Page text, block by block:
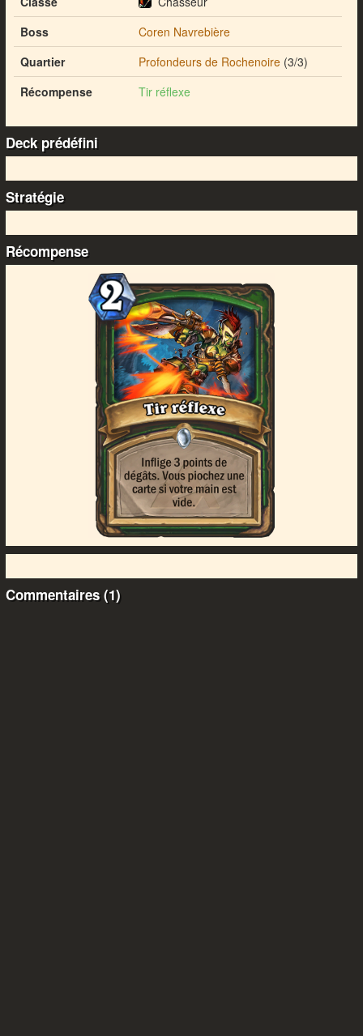
Boss
Coren Navrebière
Quartier
Profondeurs de Rochenoire(3/3)
Récompense
Tir réflexe
Deck prédéfini
Stratégie
Récompense
Commentaires (1)